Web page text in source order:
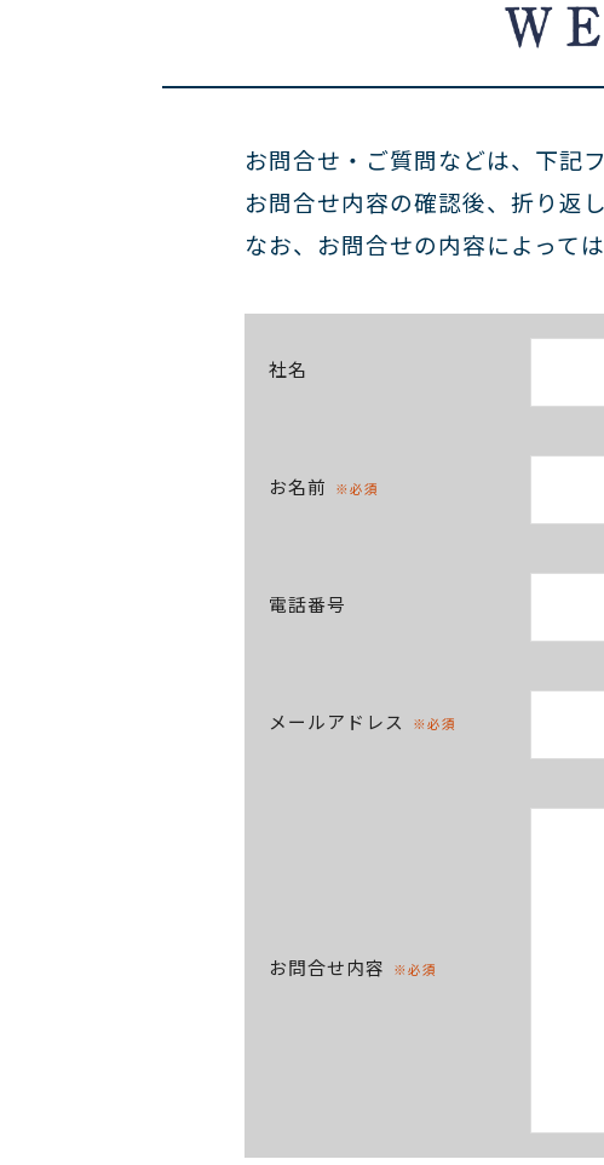
お問合せ・ご質問などは、下記
お問合せ内容の確認後、折り返
なお、お問合せの内容によって
社名
お名前 ※必須
電話番号
メールアドレス ※必須
お問合せ内容 ※必須